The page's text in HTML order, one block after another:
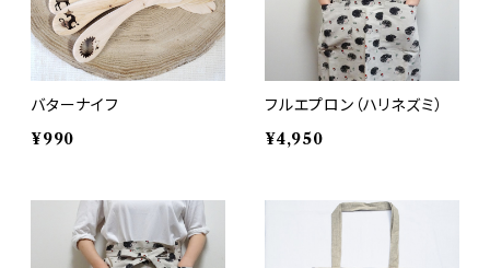
バターナイフ
¥990
フルエプロン（ハリネズミ）
¥4,950